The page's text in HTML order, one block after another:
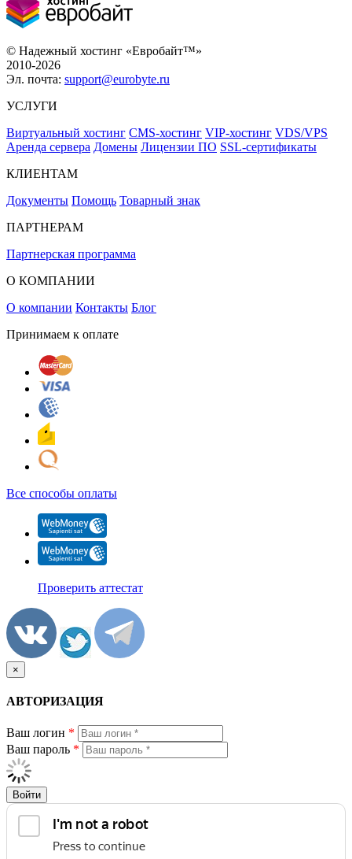
© Надежный хостинг «Евробайт™»
2010-2026
Эл. почта: support@eurobyte.ru
УСЛУГИ
Виртуальный хостинг CMS-хостинг VIP-хостинг VDS/VPS
Аренда сервера Домены Лицензии ПО SSL-сертификаты
КЛИЕНТАМ
Документы Помощь Товарный знак
ПАРТНЕРАМ
Партнерская программа
О КОМПАНИИ
О компании Контакты Блог
Принимаем к оплате
Все способы оплаты
Проверить аттестат
×
АВТОРИЗАЦИЯ
Ваш логин *
Ваш пароль *
Войти